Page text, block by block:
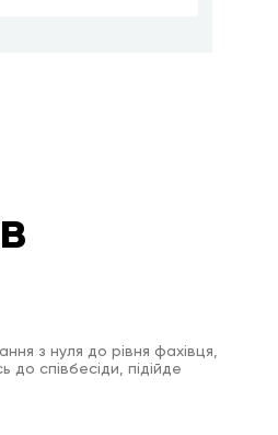
з нуля до рівня фахівця,
співбесіди, підійде